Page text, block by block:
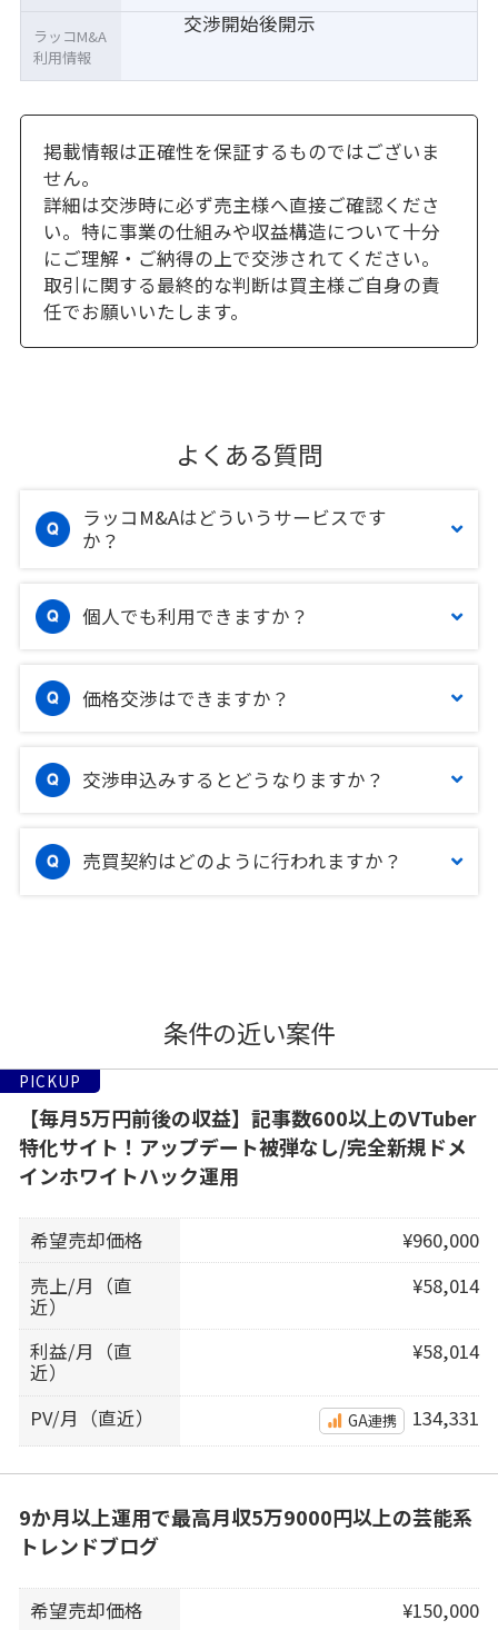
交渉開始後開示
ラッコM&A
利用情報
掲載情報は正確性を保証するものではございま
せん。
詳細は交渉時に必ず売主様へ直接ご確認くださ
い。特に事業の仕組みや収益構造について十分
にご理解・ご納得の上で交渉されてください。
取引に関する最終的な判断は買主様ご自身の責
任でお願いいたします。
よくある質問
ラッコM&Aはどういうサービスです
か？
個人でも利用できますか？
価格交渉はできますか？
交渉申込みするとどうなりますか？
売買契約はどのように行われますか？
条件の近い案件
PICKUP
【毎月5万円前後の収益】記事数600以上のVTuber
特化サイト！アップデート被弾なし/完全新規ドメ
インホワイトハック運用
希望売却価格
¥960,000
売上/月（直
近）
¥58,014
利益/月（直
近）
¥58,014
PV/月（直近） GA連携 134,331
9か月以上運用で最高月収5万9000円以上の芸能系
トレンドブログ
希望売却価格
¥150,000